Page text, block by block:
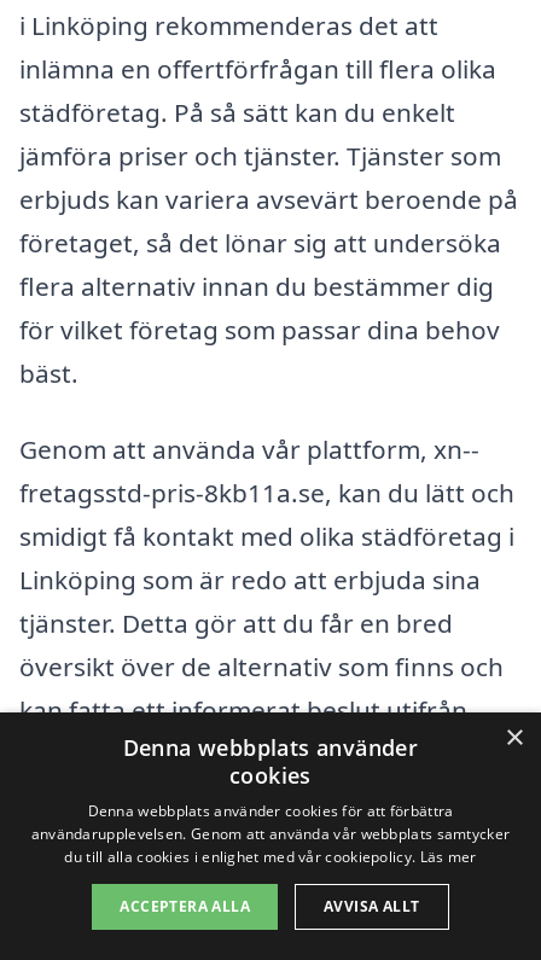
i Linköping rekommenderas det att
inlämna en offertförfrågan till flera olika
städföretag. På så sätt kan du enkelt
jämföra priser och tjänster. Tjänster som
erbjuds kan variera avsevärt beroende på
företaget, så det lönar sig att undersöka
flera alternativ innan du bestämmer dig
för vilket företag som passar dina behov
bäst.
Genom att använda vår plattform, xn--
fretagsstd-pris-8kb11a.se, kan du lätt och
smidigt få kontakt med olika städföretag i
Linköping som är redo att erbjuda sina
tjänster. Detta gör att du får en bred
översikt över de alternativ som finns och
kan fatta ett informerat beslut utifrån
både pris och kvalitet.
Få 3 erbjudanden, gratis och utan
förpliktelser
×
Denna webbplats använder
cookies
Denna webbplats använder cookies för att förbättra
användarupplevelsen. Genom att använda vår webbplats samtycker
du till alla cookies i enlighet med vår cookiepolicy. Läs mer
ACCEPTERA ALLA AVVISA ALLT